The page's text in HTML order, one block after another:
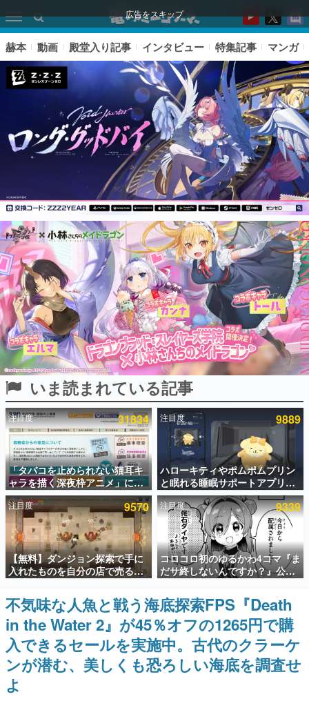
広告をスキップ
ピックアップ
電ファミのいま読まれている記事ランキング
アプリセール情報
インタビュー
連載・特集一覧
殿堂入り記事
SNS拡散数が数千以上！ ページビュー数万以上！ などな
ど。多くの人々に読まれた、電ファミ渾身の“殿堂入り”記
事をまとめました。
ゲームの企画書
名作ゲームクリエイターの方々に製作時のエピソードをお
聞きし、ヒットする企画（ゲーム）とは何か？を探ってい
きます。
赫本
この物語を解いてはいけない。『赫本』は、〈試験問題〉
の形をした短編ホラー小説集です。
新世代に訊く
これからのデジタルゲーム市場を担う若きクリエイター達
の姿を追い、彼らのルーツと情熱を探っていきます。
ゲーム世代の作家たち
ゲームに多大な影響を受けた作家さんに取材し、ゲームが
日本のコンテンツ産業やカルチャーに与えた影響を探る企
画です。
日本モバイルゲーム産業史
日本のモバイルゲーム史における主要なトピック・タイト
赫本 動画 殿堂入り記事 インタビュー 特集記事 マンガ
いま読まれている記事
注目度 31834
「タバコを止められない猫耳キ
ャラを描く深夜枠アニメ」に視
聴者の一部から批判意見。違法
薬物の使用と思わしき描写も含
めて、BPOが議論を交わす
注目度 9889
ハローキティやポムポムプリン
と眠れる睡眠サポートアプリ
『ゆめたび』が配信中。キャラ
ごとのASMRや目覚ましアラー
ムも搭載
注目度 9570
【無料】ダンジョン探索で手に
入れたものを自分の店で売るゲ
ーム『Moonlighter』がSteam
にて無料配布中！続編
『Moonlighter 2』の9月2日正
式リリースを記念したキャンペ
ーン
注目度 9339
コロコロ初のゆるかわ4コマ『ま
だサ終しないんですか？』公開
スタート。主人公は新入社員の
侘石ダイヤ、ゲーム会社を舞台
にトラブルへ対応する社員たち
を描く
不気味な人魚と戦う海底探索FPS『Death
in the Water 2』が45％オフの1265円で購
入できるセールを実施中。古代のクラーケ
ンが潜む、美しくも恐ろしい海底を調査せ
よ